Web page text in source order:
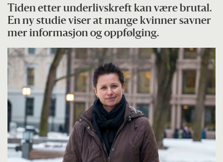
Tiden etter underlivskreft kan være brutal.
En ny studie viser at mange kvinner savner
mer informasjon og oppfølging.